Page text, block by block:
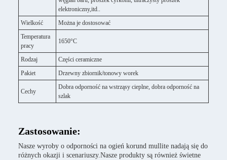
elektroniczny,itd..
Wielkość
Można je dostosować
Temperatura
pracy
1650°C
Rodzaj
Części ceramiczne
Pakiet
Drzewny zbiornik/tonowy worek
Cechy
Dobra odporność na wstrząsy cieplne, dobra odporność na
szlak
Zastosowanie:
Nasze wyroby o odporności na ogień korund mullite nadają się do
różnych okazji i scenariuszy.Nasze produkty są również świetne